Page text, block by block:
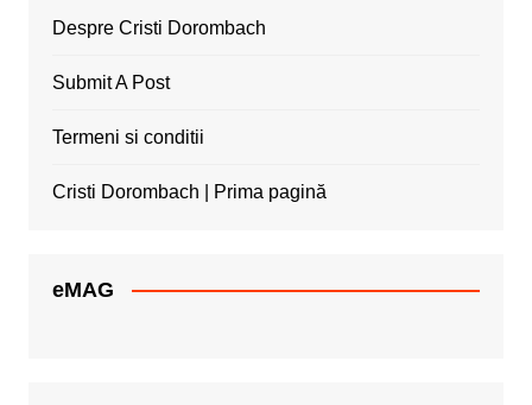
Despre Cristi Dorombach
Submit A Post
Termeni si conditii
Cristi Dorombach | Prima pagină
eMAG